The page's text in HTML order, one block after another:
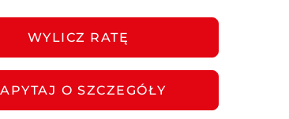
LEVC
Samochody
Używane
WYLICZ RATĘ
O SZCZEGÓŁY